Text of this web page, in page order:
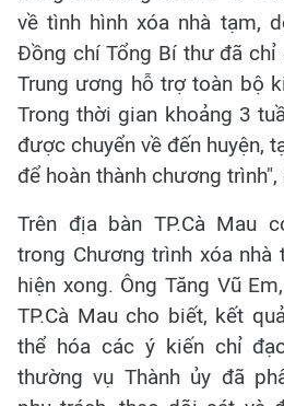
về tình hình xóa nhà tạm,
Đồng chí Tổng Bí thư đã chỉ
Trung ương hỗ trợ toàn bộ
Trong thời gian khoảng 3
được chuyển về đến huyện,
để hoàn thành chương
Trên địa bàn TP.Cà Mau
trong Chương trình xóa
hiện xong. Ông Tăng Vũ
TP.Cà Mau cho biết, kết
thể hóa các ý kiến chỉ
thường vụ Thành ủy đã